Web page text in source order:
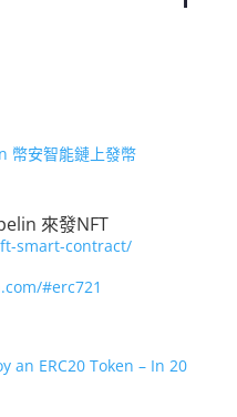
幣安智能鏈上發幣
來發NFT
smart-contract/
#erc721
an ERC20 Token – In 20